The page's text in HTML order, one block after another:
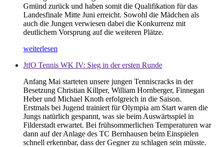
Gmünd zurück und haben somit die Qualifikation für das
Landesfinale Mitte Juni erreicht. Sowohl die Mädchen als
auch die Jungen verwiesen dabei die Konkurrenz mit
deutlichem Vorsprung auf die weiteren Plätze.
weiterlesen
JtfO Tennis WK IV: Sieg in der ersten Runde
Anfang Mai starteten unsere jungen Tenniscracks in der
Besetzung Christian Killper, William Hornberger, Finnegan
Heber und Michael Knoth erfolgreich in die Saison.
Erstmals bei Jugend trainiert für Olympia am Start waren die
Jungs natürlich gespannt, was sie beim Auswärtsspiel in
Filderstadt erwartet. Bei frühsommerlichen Temperaturen war
dann auf der Anlage des TC Bernhausen beim Einspielen
schnell erkennbar, dass der Gegner zu schlagen sein müsste.